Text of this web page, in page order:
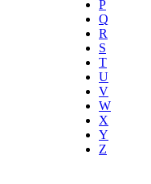
P
Q
R
S
T
U
V
W
X
Y
Z